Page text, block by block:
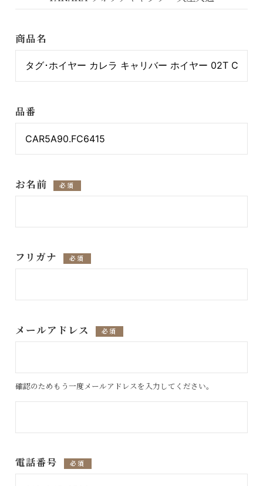
商品名
品番
お名前 必須
フリガナ 必須
メールアドレス 必須
確認のためもう一度メールアドレスを入力してください。
電話番号 必須